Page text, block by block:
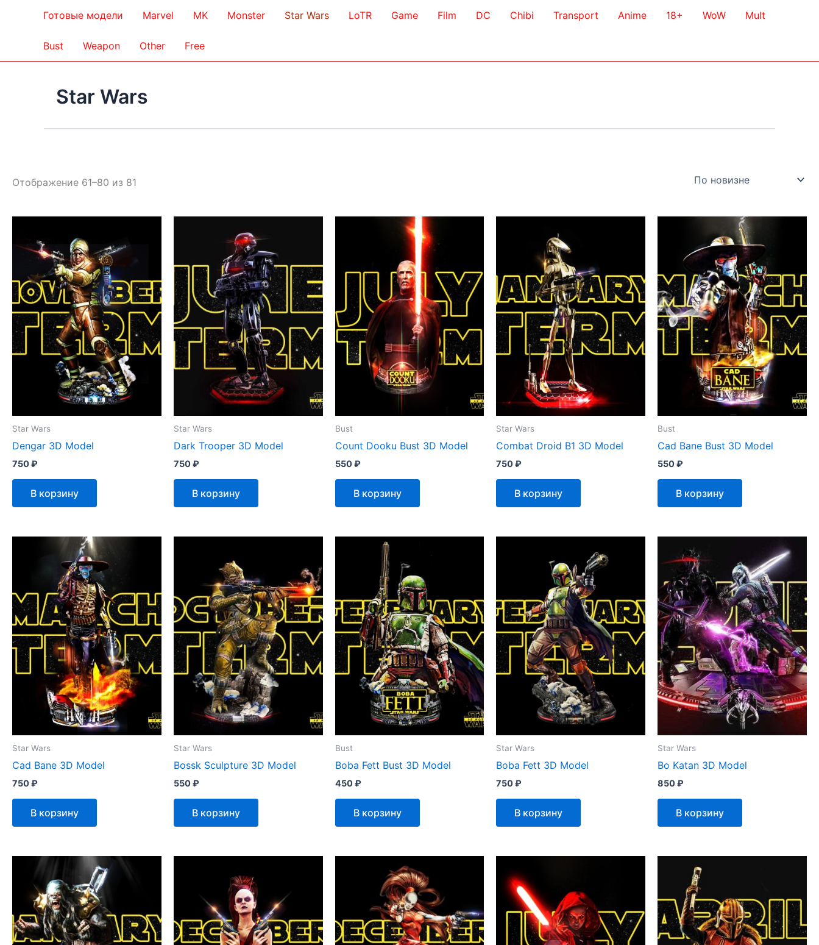
Готовые модели Marvel MK Monster Star Wars LoTR Game Film DC Chibi Transport Anime 18+ WoW Mult
Bust Weapon Other Free
Star Wars
Отображение 61–80 из 81
Star Wars
Dengar 3D Model
750₽
В корзину
Star Wars
Dark Trooper 3D Model
750₽
В корзину
Bust
Count Dooku Bust 3D Model
550₽
В корзину
Star Wars
Combat Droid B1 3D Model
750₽
В корзину
Bust
Cad Bane Bust 3D Model
550₽
В корзину
Star Wars
Cad Bane 3D Model
750₽
В корзину
Star Wars
Bossk Sculpture 3D Model
550₽
В корзину
Bust
Boba Fett Bust 3D Model
450₽
В корзину
Star Wars
Boba Fett 3D Model
750₽
В корзину
Star Wars
Bo Katan 3D Model
850₽
В корзину